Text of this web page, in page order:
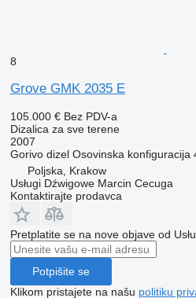
8
Grove GMK 2035 E
105.000 € Bez PDV-a
Dizalica za sve terene
2007
Gorivo dizel Osovinska konfiguracija
Poljska, Krakow
Usługi Dźwigowe Marcin Cecuga
Kontaktirajte prodavca
Pretplatite se na nove objave od
Potpišite se
Klikom pristajete na našu politiku